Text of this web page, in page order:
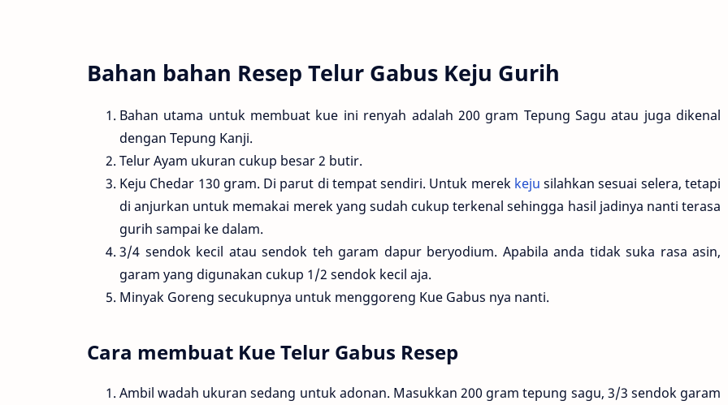
Bahan bahan Resep Telur Gabus Keju Gurih
Bahan utama untuk membuat kue ini renyah adalah 200 gram Tepung Sagu atau juga dikenal
dengan Tepung Kanji.
Telur Ayam ukuran cukup besar 2 butir.
Keju Chedar 130 gram. Di parut di tempat sendiri. Untuk merek keju silahkan sesuai selera, tetapi
di anjurkan untuk memakai merek yang sudah cukup terkenal sehingga hasil jadinya nanti terasa
gurih sampai ke dalam.
3/4 sendok kecil atau sendok teh garam dapur beryodium. Apabila anda tidak suka rasa asin,
garam yang digunakan cukup 1/2 sendok kecil aja.
Minyak Goreng secukupnya untuk menggoreng Kue Gabus nya nanti.
Cara membuat Kue Telur Gabus Resep
Ambil wadah ukuran sedang untuk adonan. Masukkan 200 gram tepung sagu, 3/3 sendok garam